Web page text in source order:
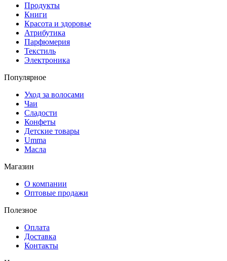
Продукты
Книги
Красота и здоровье
Атрибутика
Парфюмерия
Текстиль
Электроника
Популярное
Уход за волосами
Чаи
Сладости
Конфеты
Детские товары
Umma
Масла
Магазин
О компании
Оптовые продажи
Полезное
Оплата
Доставка
Контакты